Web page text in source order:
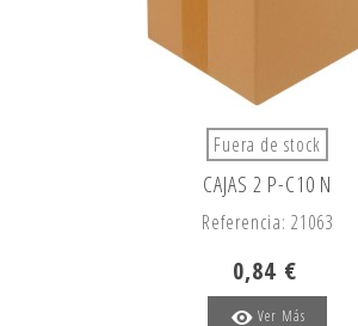
Fuera de stock
CAJAS 2 P-C10 N
Referencia: 21063
0,84 €
Ver Más